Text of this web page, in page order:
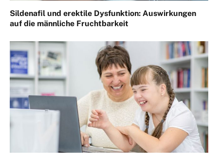
Sildenafil und erektile Dysfunktion: Auswirkungen
auf die männliche Fruchtbarkeit